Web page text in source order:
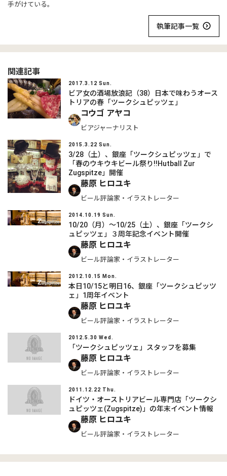
手がけている。
執筆記事一覧
関連記事
2017.3.12 Sun.
ビア女の酒場放浪記（38）日本で味わうオース
トリアの春「ツークシュピッツェ」
コウゴ アヤコ
ビアジャーナリスト
2015.3.22 Sun.
3/28（土）、銀座「ツークシュピッツェ」で
「春のウキウキビール祭り!!Hutball Zur
Zugspitze」開催
藤原 ヒロユキ
ビール評論家・イラストレーター
2014.10.19 Sun.
10/20（月）～10/25（土）、銀座「ツークシ
ュピッツェ」３周年記念イベント開催
藤原 ヒロユキ
ビール評論家・イラストレーター
2012.10.15 Mon.
本日10/15と明日16、銀座「ツークシュピッツ
ェ」1周年イベント
藤原 ヒロユキ
ビール評論家・イラストレーター
2012.5.30 Wed.
「ツークシュピッツェ」スタッフを募集
藤原 ヒロユキ
ビール評論家・イラストレーター
2011.12.22 Thu.
ドイツ・オーストリアビール専門店「ツークシ
ュピッツェ(Zugspitze)」の年末イベント情報
藤原 ヒロユキ
ビール評論家・イラストレーター